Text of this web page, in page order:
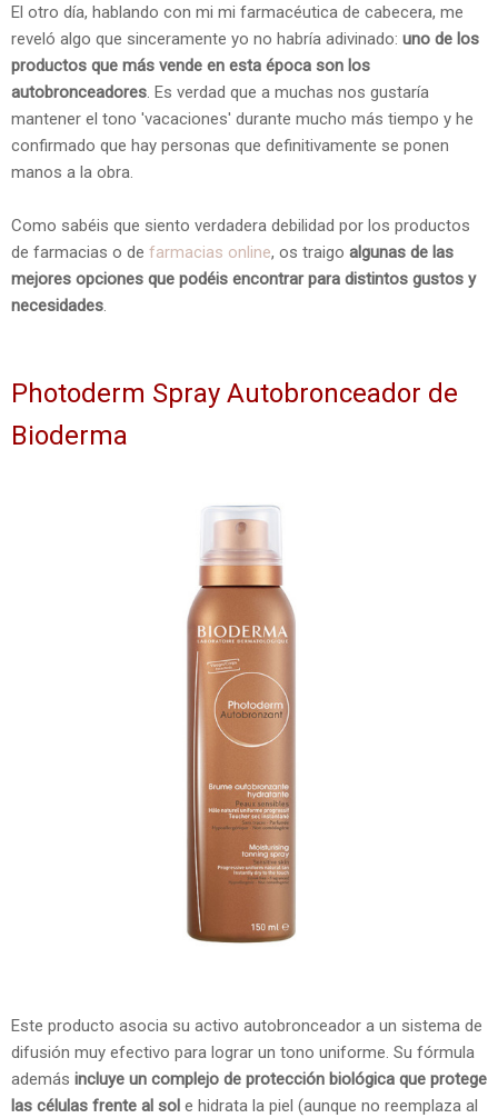
El otro día, hablando con mi mi farmacéutica de cabecera, me
reveló algo que sinceramente yo no habría adivinado: uno de los
productos que más vende en esta época son los
autobronceadores. Es verdad que a muchas nos gustaría
mantener el tono 'vacaciones' durante mucho más tiempo y he
confirmado que hay personas que definitivamente se ponen
manos a la obra.
Como sabéis que siento verdadera debilidad por los productos
de farmacias o de farmacias online, os traigo algunas de las
mejores opciones que podéis encontrar para distintos gustos y
necesidades.
Photoderm Spray Autobronceador de
Bioderma
Este producto asocia su activo autobronceador a un sistema de
difusión muy efectivo para lograr un tono uniforme. Su fórmula
además incluye un complejo de protección biológica que protege
las células frente al sol e hidrata la piel (aunque no reemplaza al